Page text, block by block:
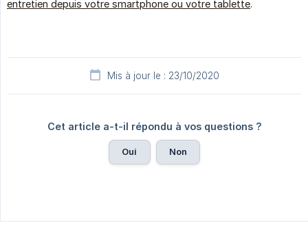
entretien depuis votre smartphone ou votre tablette.
Mis à jour le : 23/10/2020
Cet article a-t-il répondu à vos questions ?
Oui Non